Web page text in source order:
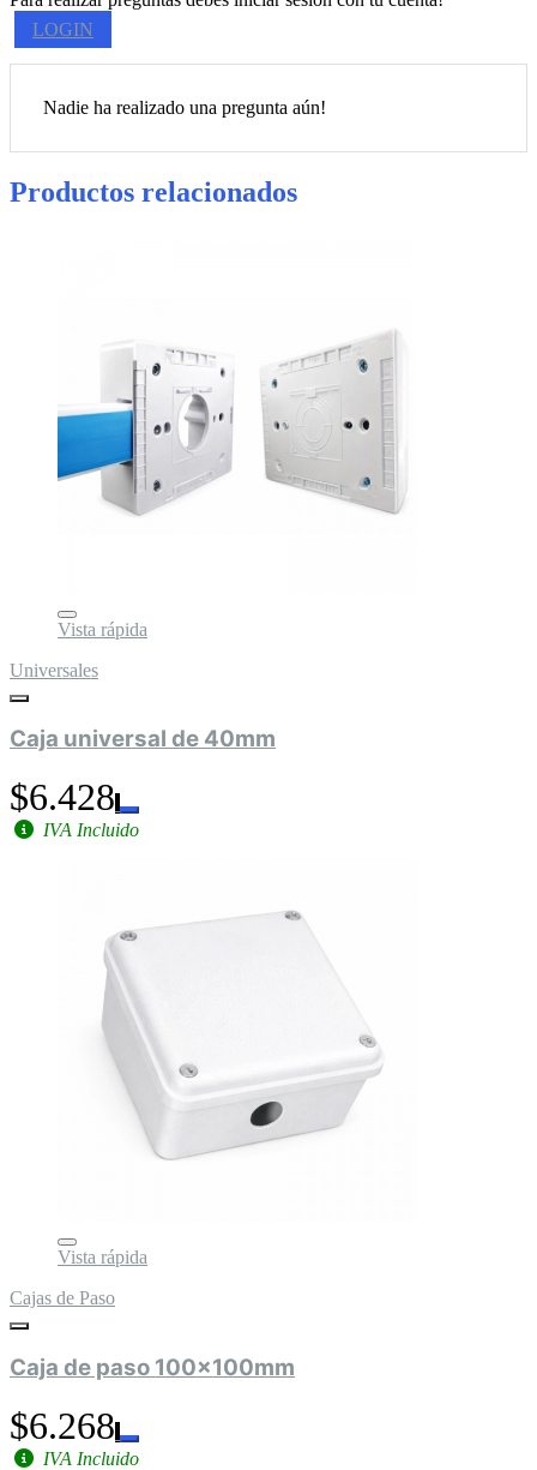
LOGIN
Nadie ha realizado una pregunta aún!
Productos relacionados
Vista rápida
Universales
Caja universal de 40mm
$6.428
IVA Incluido
Vista rápida
Cajas de Paso
Caja de paso 100x100mm
$6.268
IVA Incluido